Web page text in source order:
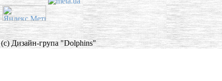
(c) Дизайн-група "Dolphins"